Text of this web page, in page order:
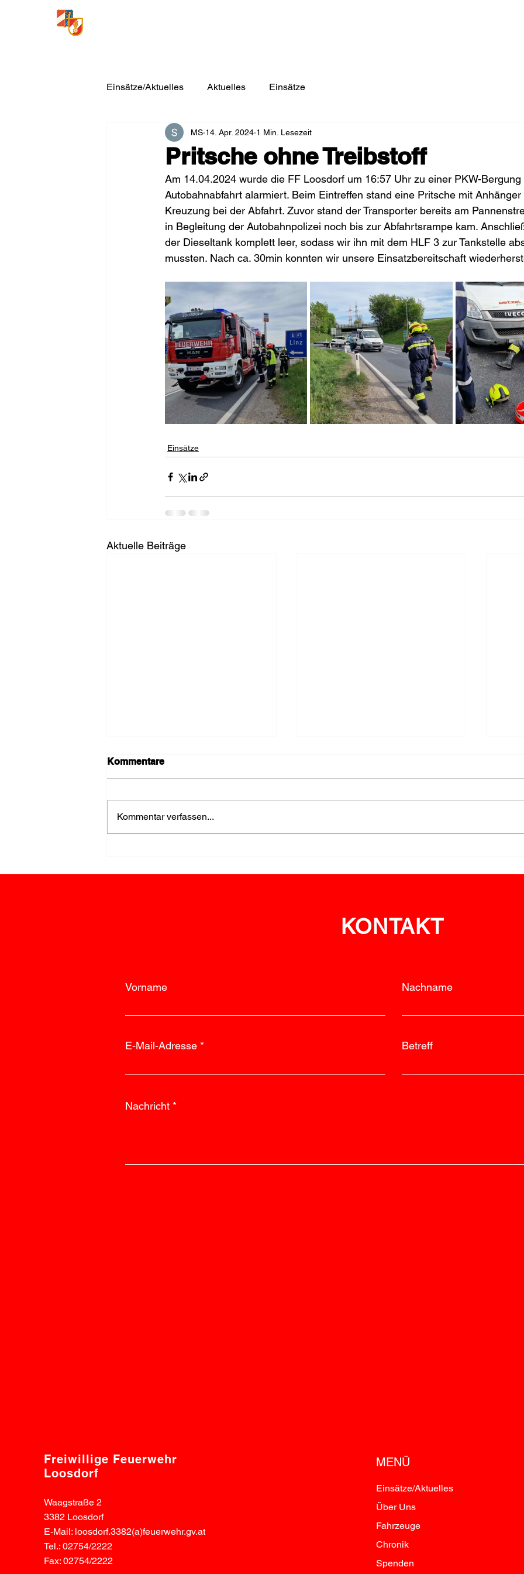
Einsätze/Aktuelles Aktuelles Einsätze
Pritsche ohne Treibstoff
MS 14. Apr. 2024 1 Min. Lesezeit
Am 14.04.2024 wurde die FF Loosdorf um 16:57 Uhr zu einer PKW-Bergung
Autobahnabfahrt alarmiert. Beim Eintreffen stand eine Pritsche mit Anhänger
Kreuzung bei der Abfahrt. Zuvor stand der Transporter bereits am
in Begleitung der Autobahnpolizei noch bis zur Abfahrtsrampe kam.
der Dieseltank komplett leer, sodass wir ihn mit dem HLF 3 zur Tankstelle
mussten. Nach ca. 30min konnten wir unsere Einsatzbereitschaft
Einsätze
Aktuelle Beiträge
Neuhofen
Kommentare
Kommentar verfassen...
KONTAKT
Vorname Nachname
E-Mail-Adresse Betreff
Nachricht
Freiwillige Feuerwehr
Loosdorf
Waagstraße 2
3382 Loosdorf
E-Mail: loosdorf.3382(a)feuerwehr.gv.at
Tel.: 02754/2222
Fax: 02754/2222
MENÜ
Einsätze/Aktuelles
Über Uns
Fahrzeuge
Chronik
Spenden